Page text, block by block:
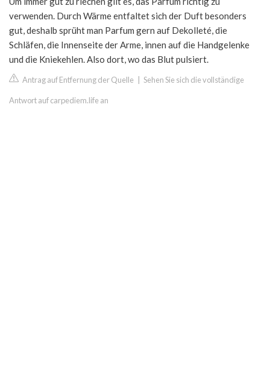
verwenden. Durch Wärme entfaltet sich der Duft besonders
gut, deshalb sprüht man Parfum gern auf Dekolleté, die
Schläfen, die Innenseite der Arme, innen auf die Handgelenke
und die Kniekehlen. Also dort, wo das Blut pulsiert.
Antrag auf Entfernung der Quelle Sehen Sie sich die vollständige
Antwort auf carpediem.life an